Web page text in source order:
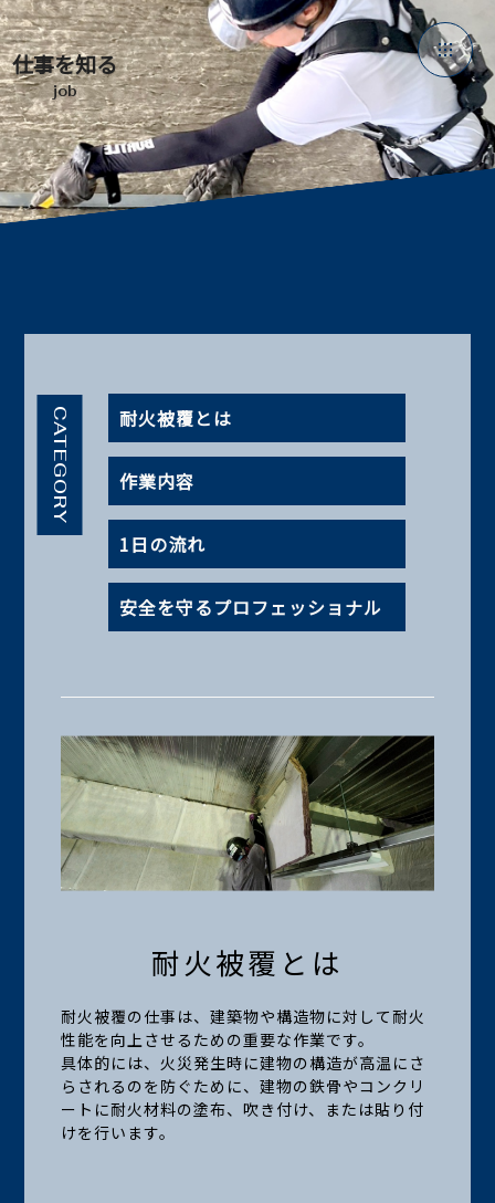
仕事を知る
job
CATEGORY 耐火被覆とは
作業内容
1日の流れ
安全を守るプロフェッショナル
耐火被覆とは
耐火被覆の仕事は、建築物や構造物に対して耐火
性能を向上させるための重要な作業です。
具体的には、火災発生時に建物の構造が高温にさ
らされるのを防ぐために、建物の鉄骨やコンクリ
ートに耐火材料の塗布、吹き付け、または貼り付
けを行います。